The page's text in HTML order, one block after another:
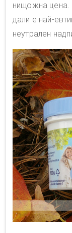
нищожна цена.
дали е най-
неутрален